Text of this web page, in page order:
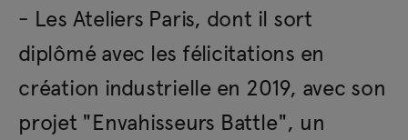
- Les Ateliers Paris, dont il sort
diplômé avec les félicitations en
création industrielle en 2019, avec son
projet "Envahisseurs Battle", un